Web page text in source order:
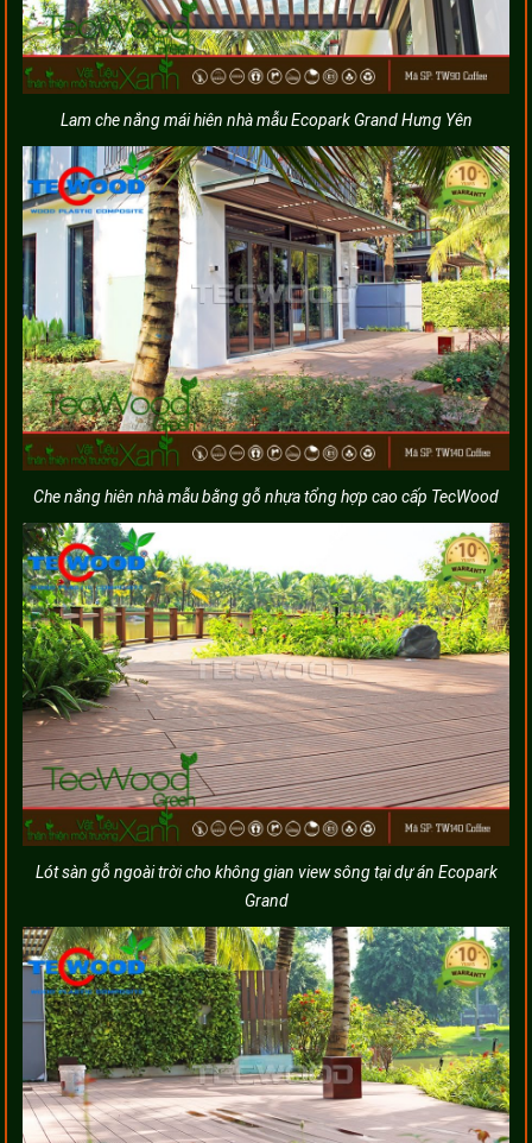
Lam che nắng mái hiên nhà mẫu Ecopark Grand Hưng Yên
Che nắng hiên nhà mẫu bằng gỗ nhựa tổng hợp cao cấp TecWood
Lót sàn gỗ ngoài trời cho không gian view sông tại dự án Ecopark
Grand